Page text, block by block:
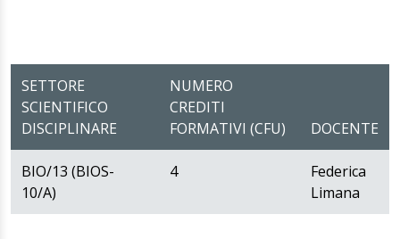
SETTORE
SCIENTIFICO
DISCIPLINARE
NUMERO
CREDITI
FORMATIVI (CFU)
DOCENTE
BIO/13 (BIOS-
10/A)
4
Federica
Limana